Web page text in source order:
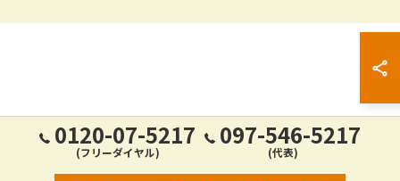
0120-07-5217
(フリーダイヤル)
097-546-5217
(代表)